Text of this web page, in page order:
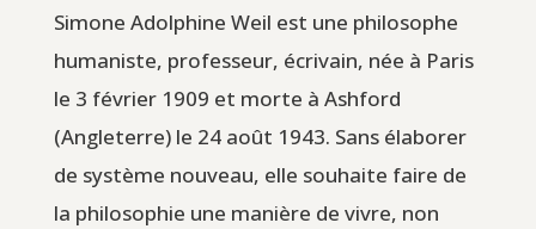
Simone Adolphine Weil est une philosophe
humaniste, professeur, écrivain, née à Paris
le 3 février 1909 et morte à Ashford
(Angleterre) le 24 août 1943. Sans élaborer
de système nouveau, elle souhaite faire de
la philosophie une manière de vivre, non